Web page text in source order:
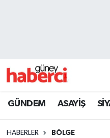
GÜNDEM ASAYİŞ
HABERLER BÖLGE
Beyoğlu Trafik